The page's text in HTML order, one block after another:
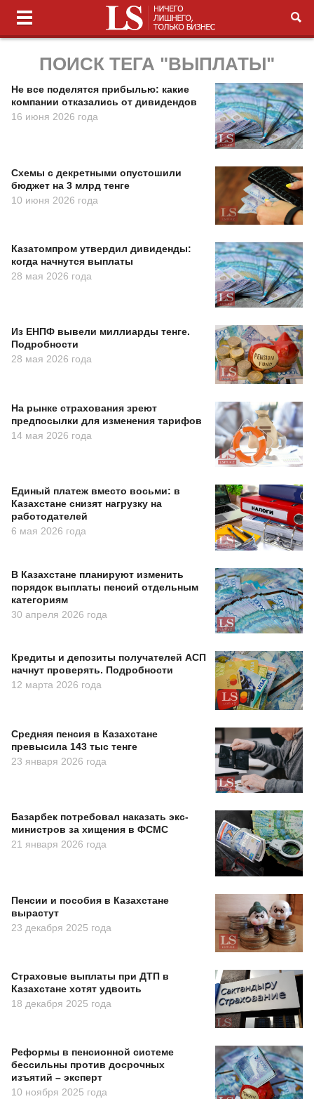
ПОИСК ТЕГА "ВЫПЛАТЫ"
Не все поделятся прибылью: какие
компании отказались от дивидендов
16 июня 2026 года
Схемы с декретными опустошили
бюджет на 3 млрд тенге
10 июня 2026 года
Казатомпром утвердил дивиденды:
когда начнутся выплаты
28 мая 2026 года
Из ЕНПФ вывели миллиарды тенге.
Подробности
28 мая 2026 года
На рынке страхования зреют
предпосылки для изменения тарифов
14 мая 2026 года
Единый платеж вместо восьми: в
Казахстане снизят нагрузку на
работодателей
6 мая 2026 года
В Казахстане планируют изменить
порядок выплаты пенсий отдельным
категориям
30 апреля 2026 года
Кредиты и депозиты получателей АСП
начнут проверять. Подробности
12 марта 2026 года
Средняя пенсия в Казахстане
превысила 143 тыс тенге
23 января 2026 года
Базарбек потребовал наказать экс-
министров за хищения в ФСМС
21 января 2026 года
Пенсии и пособия в Казахстане
вырастут
23 декабря 2025 года
Страховые выплаты при ДТП в
Казахстане хотят удвоить
18 декабря 2025 года
Реформы в пенсионной системе
бессильны против досрочных
изъятий – эксперт
10 ноября 2025 года